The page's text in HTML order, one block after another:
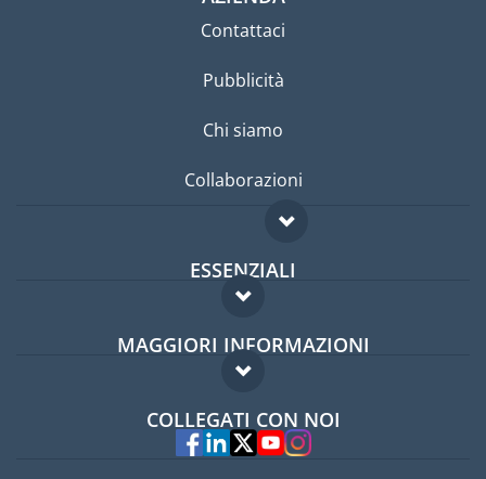
Contattaci
Pubblicità
Chi siamo
Collaborazioni
ESSENZIALI
Forum per expat
Guida per expat
MAGGIORI INFORMAZIONI
Domande frequenti
Esperti
COLLEGATI CON NOI